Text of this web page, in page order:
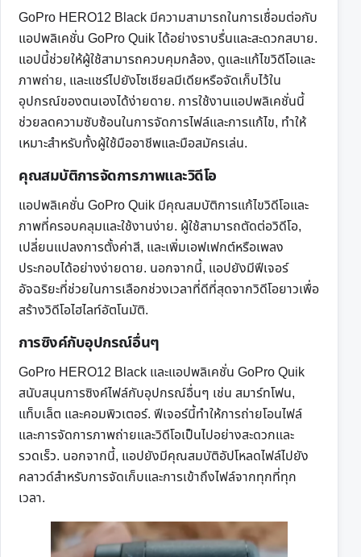
GoPro HERO12 Black มีความสามารถในการเชื่อมต่อกับ
แอปพลิเคชั่น GoPro Quik ได้อย่างราบรื่นและสะดวกสบาย.
แอปนี้ช่วยให้ผู้ใช้สามารถควบคุมกล้อง, ดูและแก้ไขวิดีโอและ
ภาพถ่าย, และแชร์ไปยังโซเชียลมีเดียหรือจัดเก็บไว้ใน
อุปกรณ์ของตนเองได้ง่ายดาย. การใช้งานแอปพลิเคชั่นนี้
ช่วยลดความซับซ้อนในการจัดการไฟล์และการแก้ไข, ทำให้
เหมาะสำหรับทั้งผู้ใช้มืออาชีพและมือสมัครเล่น.
คุณสมบัติการจัดการภาพและวิดีโอ
แอปพลิเคชั่น GoPro Quik มีคุณสมบัติการแก้ไขวิดีโอและ
ภาพที่ครอบคลุมและใช้งานง่าย. ผู้ใช้สามารถตัดต่อวิดีโอ,
เปลี่ยนแปลงการตั้งค่าสี, และเพิ่มเอฟเฟกต์หรือเพลง
ประกอบได้อย่างง่ายดาย. นอกจากนี้, แอปยังมีฟีเจอร์
อัจฉริยะที่ช่วยในการเลือกช่วงเวลาที่ดีที่สุดจากวิดีโอยาวเพื่อ
สร้างวิดีโอไฮไลท์อัตโนมัติ.
การซิงค์กับอุปกรณ์อื่นๆ
GoPro HERO12 Black และแอปพลิเคชั่น GoPro Quik
สนับสนุนการซิงค์ไฟล์กับอุปกรณ์อื่นๆ เช่น สมาร์ทโฟน,
แท็บเล็ต และคอมพิวเตอร์. ฟีเจอร์นี้ทำให้การถ่ายโอนไฟล์
และการจัดการภาพถ่ายและวิดีโอเป็นไปอย่างสะดวกและ
รวดเร็ว. นอกจากนี้, แอปยังมีคุณสมบัติอัปโหลดไฟล์ไปยัง
คลาวด์สำหรับการจัดเก็บและการเข้าถึงไฟล์จากทุกที่ทุก
เวลา.